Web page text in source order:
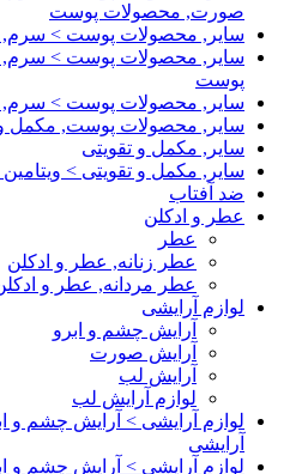
صورت, محصولات پوست
سایر, محصولات پوست > سرم,
سایر, محصولات پوست > سرم,
پوست
سایر, محصولات پوست >
سایر, محصولات پوست, مکمل و
سایر, مکمل و تقویتی
سایر, مکمل و تقویتی > ویتامین
ضد آفتاب
عطر و ادکلن
عطر
عطر زنانه, عطر و ادکلن
عطر مردانه, عطر و
لوازم آرایشی
آرایش چشم و ابرو
آرایش صورت
آرایش لب
لوازم آرایش لب
لوازم آرایشی > آرایش چشم و
آرایشی
لوازم آرایشی > آرایش چشم و